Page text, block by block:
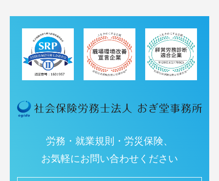
労務・就業規則・労災保険、
お気軽にお問い合わせください